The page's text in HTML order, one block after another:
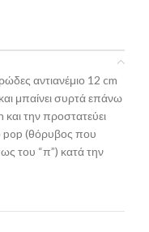
αντιανέμιο 12 cm
μπαίνει συρτά επάνω
την προστατεύει
pop (θόρυβος που
του “π”) κατά την